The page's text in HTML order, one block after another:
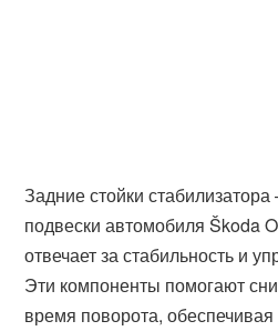
Задние стойки
подвески автомобиля Škoda
отвечает за стабильность и
Эти компоненты помогают
время поворота,